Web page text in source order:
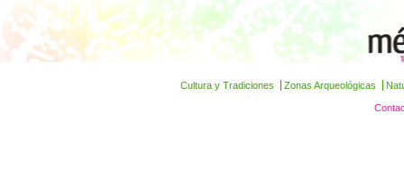
Cultura y Tradiciones Zonas Arqueológicas